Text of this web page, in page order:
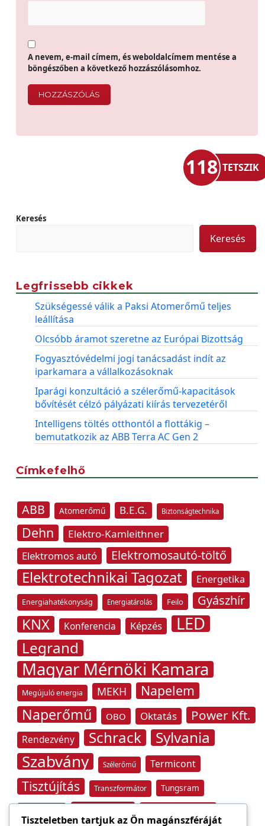
A nevem, e-mail címem, és weboldalcímem mentése a
böngészőben a következő hozzászólásomhoz.
118 TETSZIK
Keresés
Keresés
Legfrissebb cikkek
Szükségessé válik a Paksi Atomerőmű teljes
leállítása
Olcsóbb áramot szeretne az Európai Bizottság
Fogyasztóvédelmi jogi tanácsadást indít az
iparkamara a vállalkozásoknak
Iparági konzultáció a szélerőmű-kapacitások
bővítését célzó pályázati kiírás tervezetéről
Intelligens töltés otthontól a flottákig –
bemutatkozik az ABB Terra AC Gen 2
Címkefelhő
ABB Atomerőmű B.E.G. Biztonságtechnika
Dehn
Elektro-Kamleithner
Elektromos autó
Elektromosautó-töltő
Elektrotechnikai Tagozat Energetika
Energiahatékonyság Energiatárolás Feilo Gyászhír
KNX Konferencia Képzés LED
Legrand
Magyar Mérnöki Kamara
Megújuló energia MEKH Napelem
Naperőmű OBO Oktatás Power Kft.
Rendezvény Schrack Sylvania
Szabvány Szélerőmű Termicont
Tisztújítás Transzformátor Tungsram
Tiszteletben tartjuk az Ön magánszféráját